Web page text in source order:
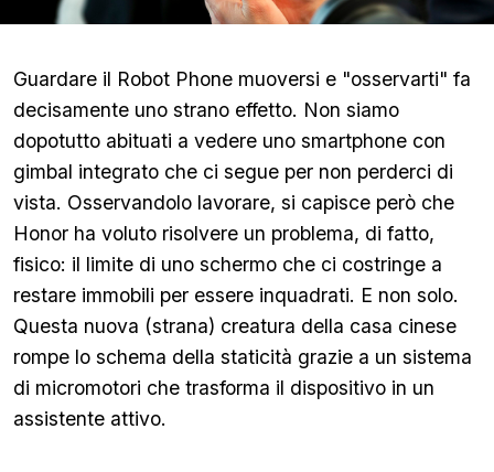
Guardare il Robot Phone muoversi e "osservarti" fa
decisamente uno strano effetto. Non siamo
dopotutto abituati a vedere uno smartphone con
gimbal integrato che ci segue per non perderci di
vista. Osservandolo lavorare, si capisce però che
Honor ha voluto risolvere un problema, di fatto,
fisico: il limite di uno schermo che ci costringe a
restare immobili per essere inquadrati. E non solo.
Questa nuova (strana) creatura della casa cinese
rompe lo schema della staticità grazie a un sistema
di micromotori che trasforma il dispositivo in un
assistente attivo.